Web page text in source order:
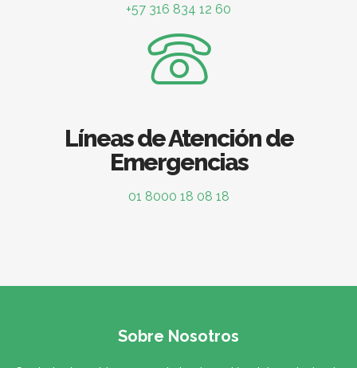
+57 316 834 12 60
Líneas de Atención de
Emergencias
01 8000 18 08 18
Sobre Nosotros